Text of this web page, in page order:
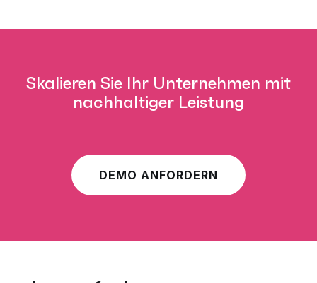
Skalieren Sie Ihr Unternehmen mit
nachhaltiger Leistung
DEMO ANFORDERN